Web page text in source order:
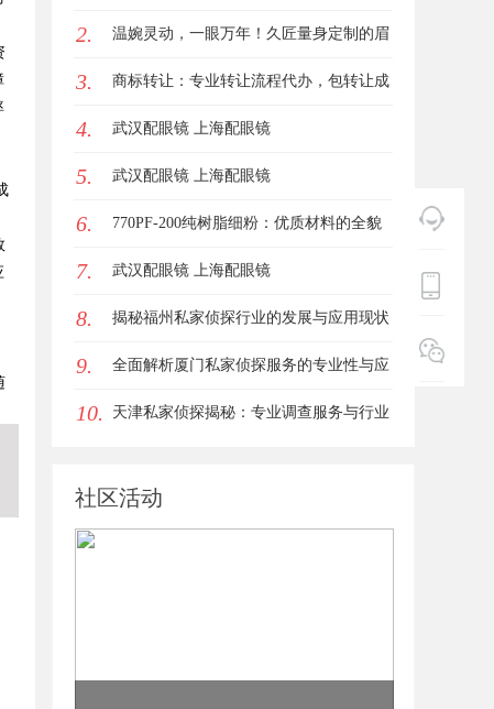
2. 温婉灵动，一眼万年！久匠量身定制的眉
眼唇，才是你整张脸的点睛之笔！淡颜系
女生的气质加分项
3. 商标转让：专业转让流程代办，包转让成
功再付款
4. 武汉配眼镜 上海配眼镜
5. 武汉配眼镜 上海配眼镜
6. 770PF-200纯树脂细粉：优质材料的全貌
与应用
7. 武汉配眼镜 上海配眼镜
8. 揭秘福州私家侦探行业的发展与应用现状
9. 全面解析厦门私家侦探服务的专业性与应
用场景
10. 天津私家侦探揭秘：专业调查服务与行业
社区活动